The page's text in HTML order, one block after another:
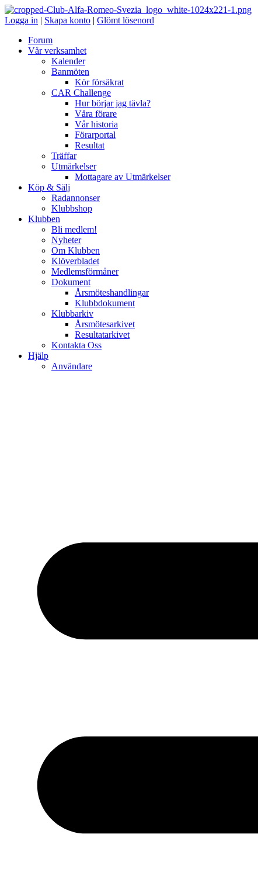
Logga in | Skapa konto | Glömt lösenord
Forum
Vår verksamhet
Kalender
Banmöten
Kör försäkrat
CAR Challenge
Hur börjar jag tävla?
Våra förare
Vår historia
Förarportal
Resultat
Träffar
Utmärkelser
Mottagare av Utmärkelser
Köp & Sälj
Radannonser
Klubbshop
Klubben
Bli medlem!
Nyheter
Om Klubben
Klöverbladet
Medlemsförmåner
Dokument
Årsmöteshandlingar
Klubbdokument
Klubbarkiv
Årsmötesarkivet
Resultatarkivet
Kontakta Oss
Hjälp
Användare